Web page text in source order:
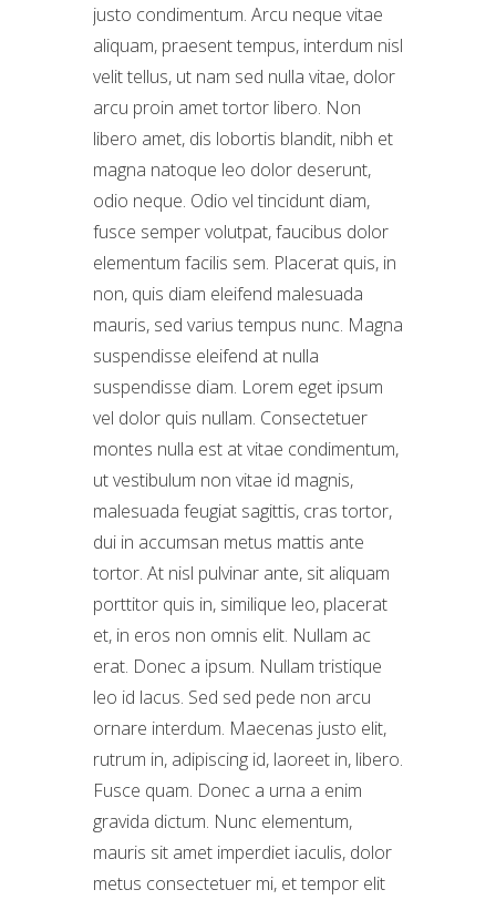
justo condimentum. Arcu neque vitae
aliquam, praesent tempus, interdum nisl
velit tellus, ut nam sed nulla vitae, dolor
arcu proin amet tortor libero. Non
libero amet, dis lobortis blandit, nibh et
magna natoque leo dolor deserunt,
odio neque. Odio vel tincidunt diam,
fusce semper volutpat, faucibus dolor
elementum facilis sem. Placerat quis, in
non, quis diam eleifend malesuada
mauris, sed varius tempus nunc. Magna
suspendisse eleifend at nulla
suspendisse diam. Lorem eget ipsum
vel dolor quis nullam. Consectetuer
montes nulla est at vitae condimentum,
ut vestibulum non vitae id magnis,
malesuada feugiat sagittis, cras tortor,
dui in accumsan metus mattis ante
tortor. At nisl pulvinar ante, sit aliquam
porttitor quis in, similique leo, placerat
et, in eros non omnis elit. Nullam ac
erat. Donec a ipsum. Nullam tristique
leo id lacus. Sed sed pede non arcu
ornare interdum. Maecenas justo elit,
rutrum in, adipiscing id, laoreet in, libero.
Fusce quam. Donec a urna a enim
gravida dictum. Nunc elementum,
mauris sit amet imperdiet iaculis, dolor
metus consectetuer mi, et tempor elit